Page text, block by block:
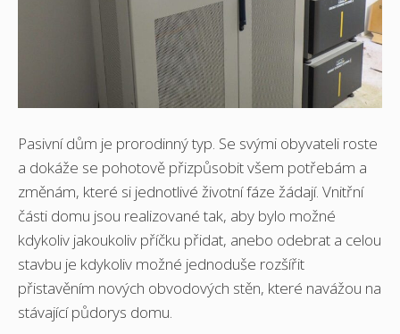
Pasivní dům je prorodinný typ. Se svými obyvateli roste
a dokáže se pohotově přizpůsobit všem potřebám a
změnám, které si jednotlivé životní fáze žádají. Vnitřní
části domu jsou realizované tak, aby bylo možné
kdykoliv jakoukoliv příčku přidat, anebo odebrat a celou
stavbu je kdykoliv možné jednoduše rozšířit
přistavěním nových obvodových stěn, které navážou na
stávající půdorys domu.